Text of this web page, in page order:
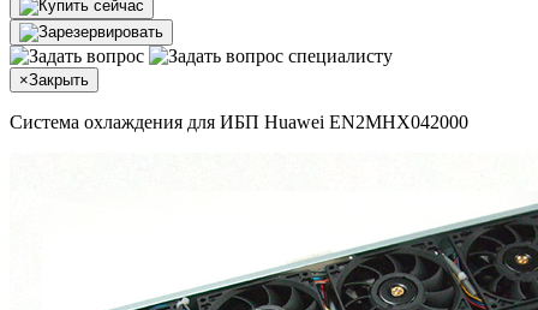
×Закрыть
Система охлаждения для ИБП Huawei EN2MHX042000